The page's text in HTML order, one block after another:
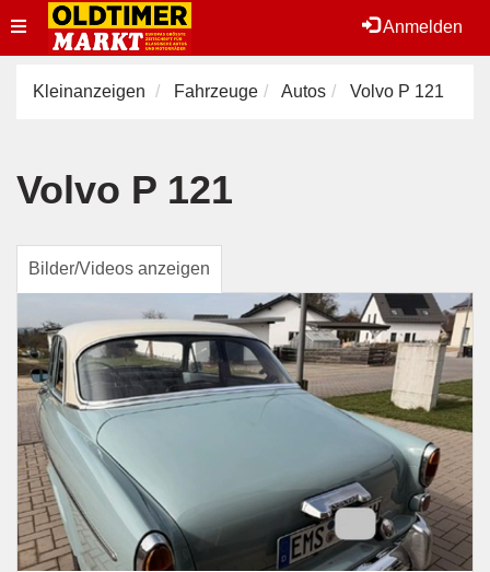
Anmelden
Toggle
navigation
Kleinanzeigen Fahrzeuge Autos Volvo P 121
Volvo P 121
Bilder/Videos anzeigen